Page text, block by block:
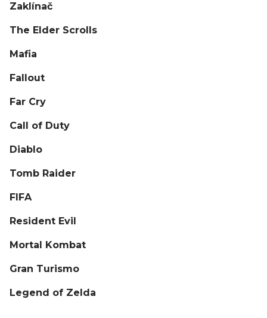
Zaklínač
The Elder Scrolls
Mafia
Fallout
Far Cry
Call of Duty
Diablo
Tomb Raider
FIFA
Resident Evil
Mortal Kombat
Gran Turismo
Legend of Zelda